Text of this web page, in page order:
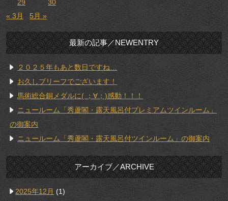
29
30
« 3月
5月 »
最新の記事／NEWENTRY
２０２５年もあと数日ですね…
お久しブリーフでございます！
馬術総合銅メダルに( ；∀；)感動！！！
ニュールーム「秀蘆閣・露天風呂付プレミアムツインルーム」
の御案内
ニュールーム「秀蘆閣・露天風呂付ツインルーム」の御案内
アーカイブ／ARCHIVE
2025年12月 (1)